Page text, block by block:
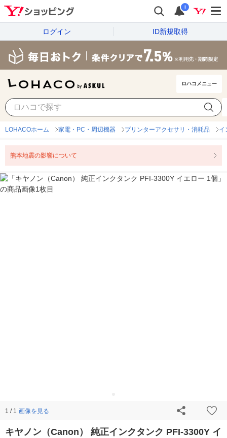
i
ログイン ID新規取得
ロハコメニュー
LOHACOホーム 家電・PC・周辺機器 プリンターアクセサリ・消耗品 イ
熊本地震の影響について
1 / 1 画像を見る
キヤノン（Canon） 純正インクタンク PFI-3300Y イ